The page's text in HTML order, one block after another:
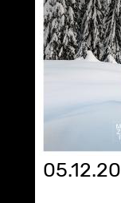
05.12.20